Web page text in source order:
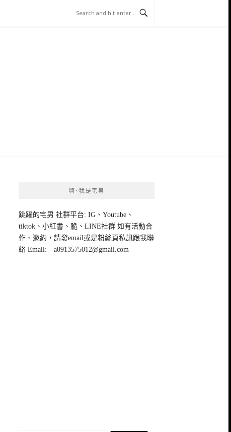
嗨~我是宅男
跳躍的宅男 社群平台: IG、Youtube、
tiktok、小紅書、脆、LINE社群 如有活動合
作、邀約，請發email或是粉絲頁私訊跟我聯
絡 Email: a0913575012@gmail.com